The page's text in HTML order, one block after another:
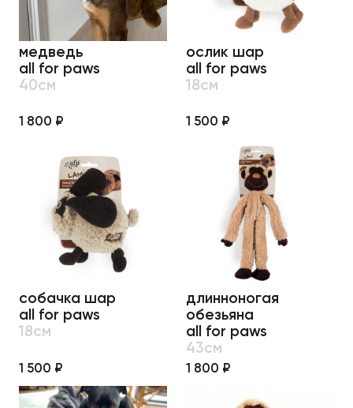
медведь
all for paws
40см
1 800 ₽
ослик шар
all for paws
18см
1 500 ₽
собачка шар
all for paws
18см
1 500 ₽
длинноногая
обезьяна
all for paws
43см
1 800 ₽